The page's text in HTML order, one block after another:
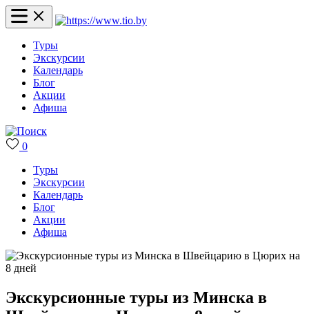
Туры
Экскурсии
Календарь
Блог
Акции
Афиша
0
Туры
Экскурсии
Календарь
Блог
Акции
Афиша
Экскурсионные туры из Минска в